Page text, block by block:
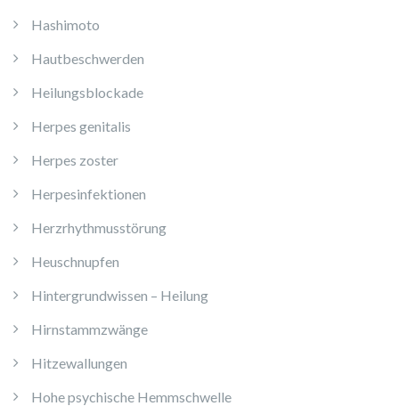
Hashimoto
Hautbeschwerden
Heilungsblockade
Herpes genitalis
Herpes zoster
Herpesinfektionen
Herzrhythmusstörung
Heuschnupfen
Hintergrundwissen – Heilung
Hirnstammzwänge
Hitzewallungen
Hohe psychische Hemmschwelle